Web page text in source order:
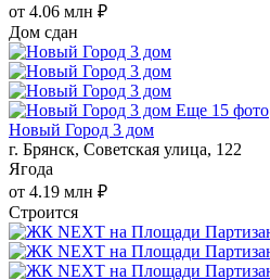
от 4.06 млн ₽
Дом сдан
Еще 15 фото
Новый Город 3 дом
г. Брянск, Советская улица, 122
Ягода
от 4.19 млн ₽
Строится